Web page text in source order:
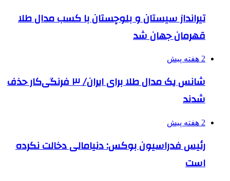
تیرانداز سیستان و بلوچستان با کسب مدال طلا
قهرمان جهان شد
2 هفته پیش
شانس یک مدال طلا برای ایران/ ۳ فرنگی‌کار حذف
شدند
2 هفته پیش
رئیس فدراسیون بوکس: دنیامالی دخالت نکرده
است